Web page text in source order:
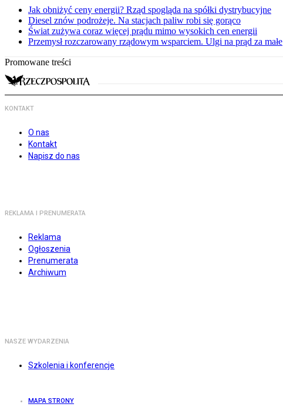
Jak obniżyć ceny energii? Rząd spogląda na spółki dystrybucyjne
Diesel znów podrożeje. Na stacjach paliw robi się gorąco
Świat zużywa coraz więcej prądu mimo wysokich cen energii
Przemysł rozczarowany rządowym wsparciem. Ulgi na prąd za małe
Promowane treści
KONTAKT
O nas
Kontakt
Napisz do nas
REKLAMA I PRENUMERATA
Reklama
Ogłoszenia
Prenumerata
Archiwum
NASZE WYDARZENIA
Szkolenia i konferencje
MAPA STRONY